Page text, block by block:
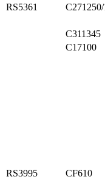
RS5361
C311345
C17100
RS3995
CF610